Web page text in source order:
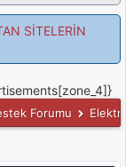
SİTELERİN
Forumu